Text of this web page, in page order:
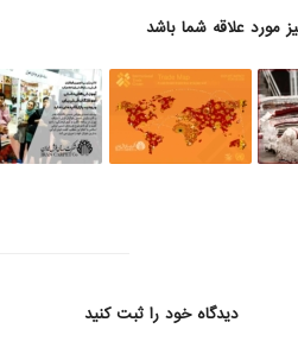
مورد علاقه شما باشد
دیدگاه خود را ثبت کنید